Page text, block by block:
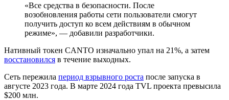
«Все средства в безопасности. После
возобновления работы сети пользователи смогут
получить доступ ко всем действиям в обычном
режиме», — добавили разработчики.
Нативный токен CANTO изначально упал на 21%, а затем
восстановился в течение выходных.
Сеть пережила период взрывного роста после запуска в
августе 2023 года. В марте 2024 года TVL проекта превысила
$200 млн.